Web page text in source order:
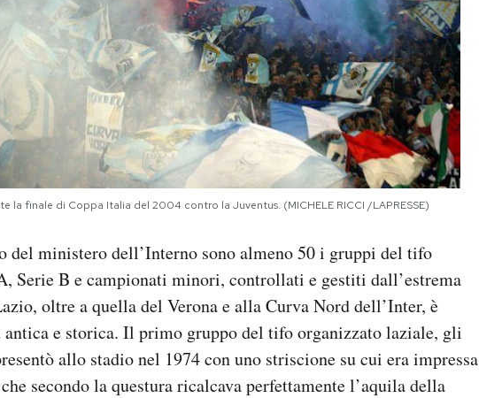
la finale di Coppa Italia del 2004 contro la Juventus. (MICHELE RICCI /LAPRESSE)
del ministero dell’Interno sono almeno 50 i gruppi del tifo
Serie B e campionati minori, controllati e gestiti dall’estrema
oltre a quella del Verona e alla Curva Nord dell’Inter, è
antica e storica. Il primo gruppo del tifo organizzato laziale, gli
allo stadio nel 1974 con uno striscione su cui era impressa
secondo la questura ricalcava perfettamente l’aquila della